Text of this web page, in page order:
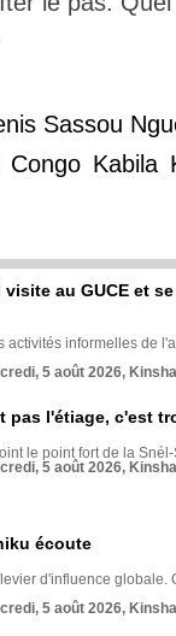
Sassou
Congo Kabila
au GUCE et
activités informelles de
5 août 2026,
pas l'étiage, c'est
le point fort de la
5 août 2026,
écoute
d'influence globale.
5 août 2026,